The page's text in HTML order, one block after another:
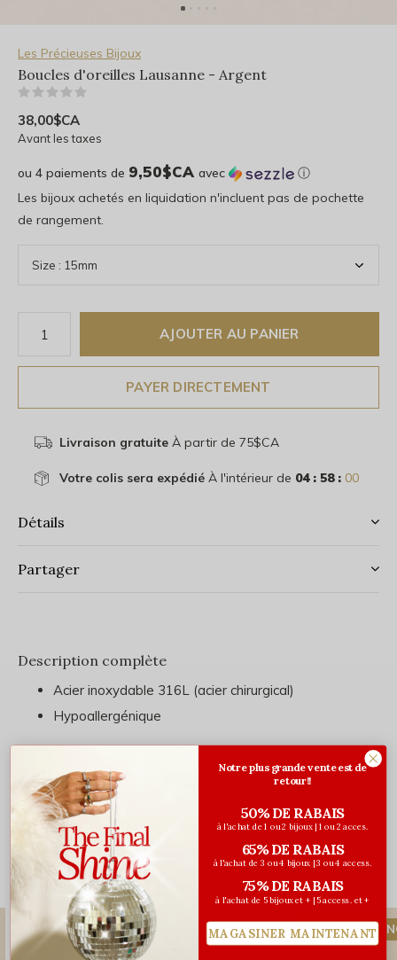
Les Précieuses Bijoux
Boucles d'oreilles Lausanne - Argent
38,00$CA
Avant les taxes
ou 4 paiements de 9,50$CA avec
ⓘ
Les bijoux achetés en liquidation n'incluent pas de pochette
de rangement.
AJOUTER AU PANIER
PAYER DIRECTEMENT
Livraison gratuiteÀ partir de 75$CA
Votre colis sera expédiéÀ l'intérieur de 04 : 58 : 00
Détails
Partager
Description complète
Acier inoxydable 316L (acier chirurgical)
Hypoallergénique
Évaluations
/ 5
Vous pourriez aussi aimer...
DERNIÈRE CHANCE DERNIÈRE
Notre plus grande vente est de
retour!!
50% DE RABAIS
à l'achat de 1 ou 2 bijoux | 1 ou 2 acces.
65% DE RABAIS
à l'achat de 3 ou 4 bijoux | 3 ou 4 access.
75% DE RABAIS
à l'achat de 5 bijoux et + | 5 access. et +
MAGASINER MAINTENANT